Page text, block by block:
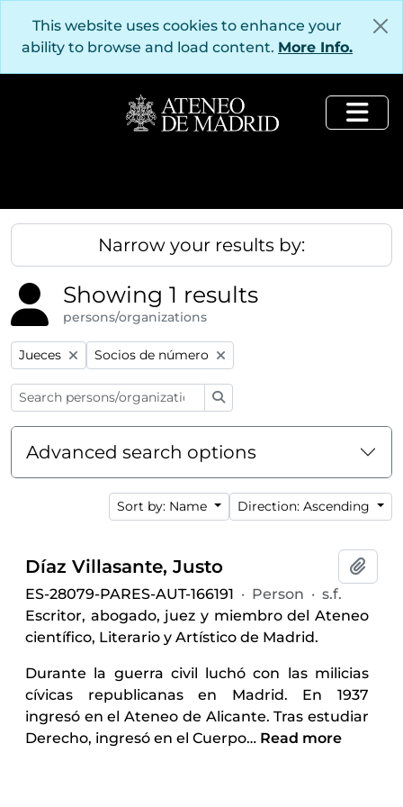
This website uses cookies to enhance your
ability to browse and load content. More Info.
Narrow your results by:
Showing 1 results
persons/organizations
Remove filter:
Jueces Remove filter:
Socios de número
Advanced search options
Sort by: Name Direction: Ascending
Díaz Villasante, Justo
ES-28079-PARES-AUT-166191 · Person · s.f.
Escritor, abogado, juez y miembro del Ateneo
científico, Literario y Artístico de Madrid.
Durante la guerra civil luchó con las milicias
cívicas republicanas en Madrid. En 1937
ingresó en el Ateneo de Alicante. Tras estudiar
Derecho, ingresó en el Cuerpo… Read more